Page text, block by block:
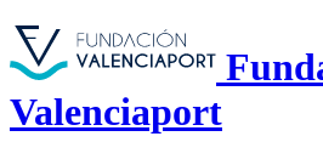
Valenciaport